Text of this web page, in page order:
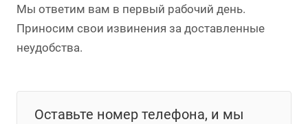
Мы ответим вам в первый рабочий день.
Приносим свои извинения за доставленные
неудобства.
Оставьте номер телефона, и мы